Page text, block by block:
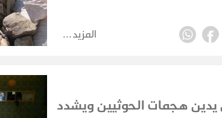
المزيد
هجمات الحوثيين ويشدد